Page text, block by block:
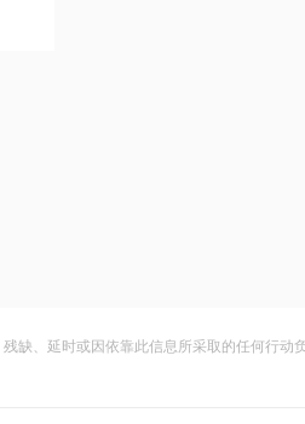
21:08
妖股出笼！爱丽家居
10
缺、延时或因依靠此信息所采取的任何行动